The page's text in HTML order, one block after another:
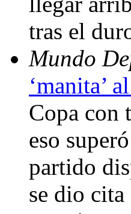
tras el
Mundo
‘manita’
Copa con
eso
partido
se dio